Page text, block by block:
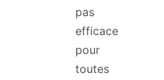
pas
efficace
pour
toutes